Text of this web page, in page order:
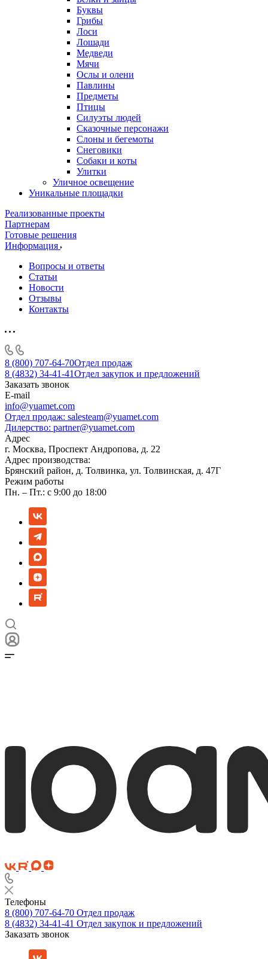
Буквы
Грибы
Лоси
Лошади
Медведи
Мячи
Ослы и олени
Павлины
Предметы
Птицы
Силуэты людей
Сказочные персонажи
Слоны и бегемоты
Снеговики
Собаки и коты
Улитки
Уличное освещение
Уникальные площадки
Реализованные проекты
Партнерам
Готовые решения
Информация
Вопросы и ответы
Статьи
Новости
Отзывы
Контакты
8 (800) 707-64-70Отдел продаж
8 (4832) 34-41-41Отдел закупок и предложений
Заказать звонок
E-mail
info@yuamet.com
Отдел продаж: salesteam@yuamet.com
Дилерство: partner@yuamet.com
Адрес
г. Москва, Проспект Андропова, д. 22
Адрес производства:
Брянский район, д. Толвинка, ул. Толвинская, д. 47Г
Режим работы
Пн. – Пт.: с 9:00 до 18:00
Телефоны
8 (800) 707-64-70 Отдел продаж
8 (4832) 34-41-41 Отдел закупок и предложений
Заказать звонок